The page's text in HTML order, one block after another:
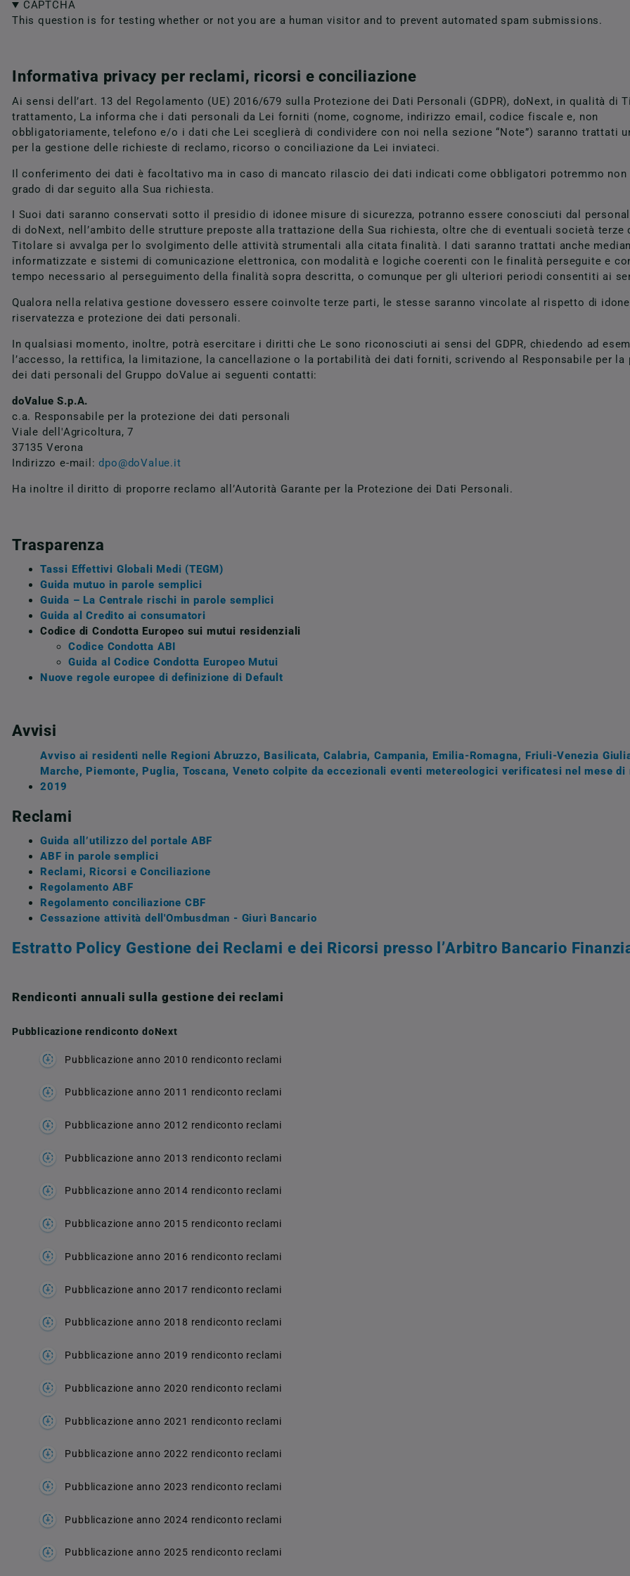
CAPTCHA
This question is for testing whether or not you are a human visitor and to prevent automated spam submissions.
Informativa privacy per reclami, ricorsi e conciliazione
Ai sensi dell’art. 13 del Regolamento (UE) 2016/679 sulla Protezione dei Dati Personali (GDPR), doNext, in qualità di
trattamento, La informa che i dati personali da Lei forniti (nome, cognome, indirizzo email, codice fiscale e, non
obbligatoriamente, telefono e/o i dati che Lei sceglierà di condividere con noi nella sezione “Note”) saranno trattati
per la gestione delle richieste di reclamo, ricorso o conciliazione da Lei inviateci.
Il conferimento dei dati è facoltativo ma in caso di mancato rilascio dei dati indicati come obbligatori potremmo non
grado di dar seguito alla Sua richiesta.
I Suoi dati saranno conservati sotto il presidio di idonee misure di sicurezza, potranno essere conosciuti dal
di doNext, nell’ambito delle strutture preposte alla trattazione della Sua richiesta, oltre che di eventuali società terze
Titolare si avvalga per lo svolgimento delle attività strumentali alla citata finalità. I dati saranno trattati anche
informatizzate e sistemi di comunicazione elettronica, con modalità e logiche coerenti con le finalità perseguite e
tempo necessario al perseguimento della finalità sopra descritta, o comunque per gli ulteriori periodi consentiti ai
Qualora nella relativa gestione dovessero essere coinvolte terze parti, le stesse saranno vincolate al rispetto di
riservatezza e protezione dei dati personali.
In qualsiasi momento, inoltre, potrà esercitare i diritti che Le sono riconosciuti ai sensi del GDPR, chiedendo ad
l’accesso, la rettifica, la limitazione, la cancellazione o la portabilità dei dati forniti, scrivendo al Responsabile per la
dei dati personali del Gruppo doValue ai seguenti contatti:
doValue S.p.A.
c.a. Responsabile per la protezione dei dati personali
Viale dell'Agricoltura, 7
37135 Verona
Indirizzo e-mail:dpo@doValue.it
Ha inoltre il diritto di proporre reclamo all’Autorità Garante per la Protezione dei Dati Personali.
Trasparenza
Tassi Effettivi Globali Medi (TEGM)
Guida mutuo in parole semplici
Guida – La Centrale rischi in parole semplici
Guida al Credito ai consumatori
Codice di Condotta Europeo sui mutui residenziali
Codice Condotta ABI
Guida al Codice Condotta Europeo Mutui
Nuove regole europee di definizione di Default
Avvisi
Avviso ai residenti nelle Regioni Abruzzo, Basilicata, Calabria, Campania, Emilia-Romagna, Friuli-Venezia
Marche, Piemonte, Puglia, Toscana, Veneto colpite da eccezionali eventi metereologici verificatesi nel mese di
2019
Reclami
Guida all’utilizzo del portale ABF
ABF in parole semplici
Reclami, Ricorsi e Conciliazione
Regolamento ABF
Regolamento conciliazione CBF
Cessazione attività dell'Ombusdman - Giurì Bancario
Estratto Policy Gestione dei Reclami e dei Ricorsi presso l’Arbitro Bancario
Rendiconti annuali sulla gestione dei reclami
Pubblicazione rendiconto doNext
Pubblicazione anno 2010 rendiconto reclami
Pubblicazione anno 2011 rendiconto reclami
Pubblicazione anno 2012 rendiconto reclami
Pubblicazione anno 2013 rendiconto reclami
Pubblicazione anno 2014 rendiconto reclami
Pubblicazione anno 2015 rendiconto reclami
Pubblicazione anno 2016 rendiconto reclami
Pubblicazione anno 2017 rendiconto reclami
Pubblicazione anno 2018 rendiconto reclami
Pubblicazione anno 2019 rendiconto reclami
Pubblicazione anno 2020 rendiconto reclami
Pubblicazione anno 2021 rendiconto reclami
Pubblicazione anno 2022 rendiconto reclami
Pubblicazione anno 2023 rendiconto reclami
Pubblicazione anno 2024 rendiconto reclami
Pubblicazione anno 2025 rendiconto reclami